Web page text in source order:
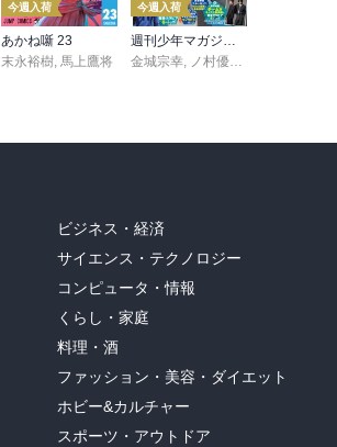
今週入荷
あかね噺 23
末永裕樹, 馬上鷹将
今週入荷
週刊少年マガジン 2026年36・37号[2026年8月5日発売]
金城宗幸, ノ村優介
ビジネス・経済
サイエンス・テクノロジー
コンピュータ・情報
くらし・家庭
料理・酒
ファッション・美容・ダイエット
ホビー&カルチャー
スポーツ・アウトドア